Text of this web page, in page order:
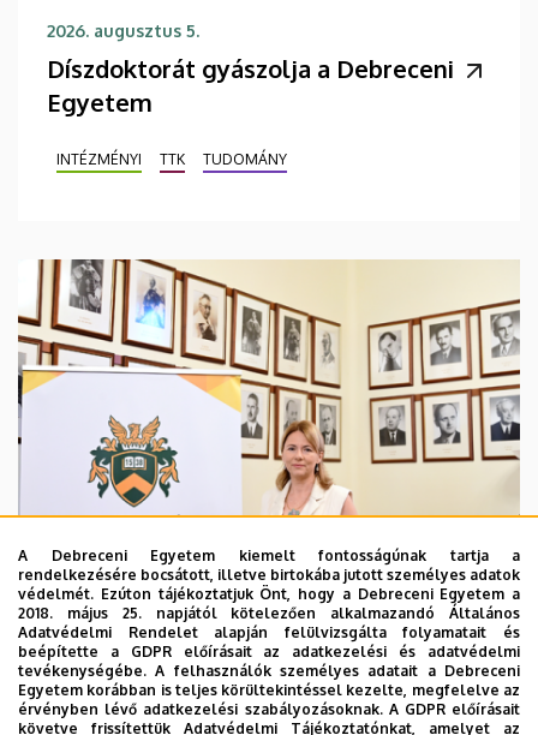
2026. augusztus 5.
Díszdoktorát gyászolja a Debreceni
Egyetem
INTÉZMÉNYI TTK TUDOMÁNY
2026. augusztus 5.
Hagyományőrzés és innováció a
Bölcsészettudományi Karon
A Debreceni Egyetem kiemelt fontosságúnak tartja a
rendelkezésére bocsátott, illetve birtokába jutott személyes adatok
védelmét. Ezúton tájékoztatjuk Önt, hogy a Debreceni Egyetem a
2018. május 25. napjától kötelezően alkalmazandó Általános
Adatvédelmi Rendelet alapján felülvizsgálta folyamatait és
beépítette a GDPR előírásait az adatkezelési és adatvédelmi
tevékenységébe. A felhasználók személyes adatait a Debreceni
Egyetem korábban is teljes körültekintéssel kezelte, megfelelve az
érvényben lévő adatkezelési szabályozásoknak. A GDPR előírásait
követve frissítettük Adatvédelmi Tájékoztatónkat, amelyet az